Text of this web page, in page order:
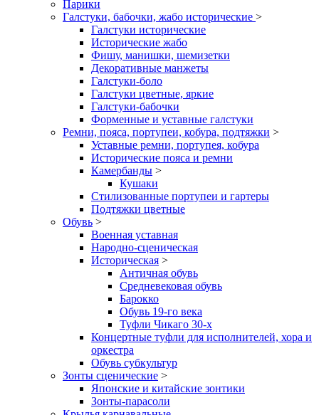
Парики
Галстуки, бабочки, жабо исторические >
Галстуки исторические
Исторические жабо
Фишу, манишки, шемизетки
Декоративные манжеты
Галстуки-боло
Галстуки цветные, яркие
Галстуки-бабочки
Форменные и уставные галстуки
Ремни, пояса, портупеи, кобура, подтяжки >
Уставные ремни, портупея, кобура
Исторические пояса и ремни
Камербанды >
Кушаки
Стилизованные портупеи и гартеры
Подтяжки цветные
Обувь >
Военная уставная
Народно-сценическая
Историческая >
Античная обувь
Средневековая обувь
Барокко
Обувь 19-го века
Туфли Чикаго 30-х
Концертные туфли для исполнителей, хора и
оркестра
Обувь субкультур
Зонты сценические >
Японские и китайские зонтики
Зонты-парасоли